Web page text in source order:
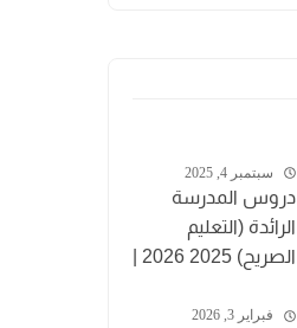
سبتمبر 4, 2025
دروس المدرسة
الرائدة (التعليم
فبراير 3, 2026